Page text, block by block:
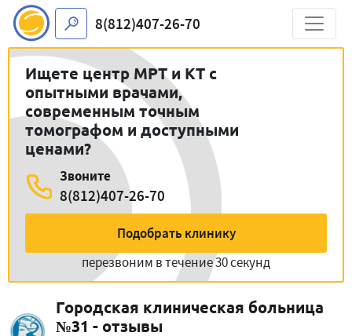
8(812)407-26-70
Ищете центр МРТ и КТ с
опытными врачами,
современным точным
томографом и доступными
ценами?
Звоните
8(812)407-26-70
Подобрать клинику
перезвоним в течение 30 секунд
Городская клиническая больница
№31 - отзывы